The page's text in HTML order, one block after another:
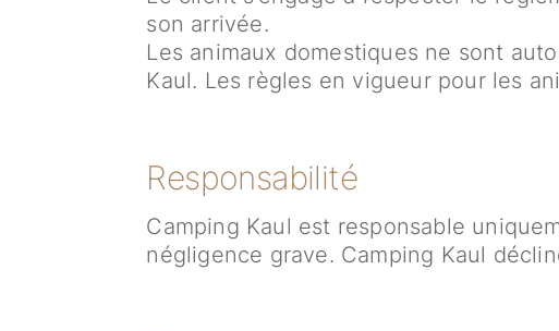
son arrivée.
Les animaux domestiques ne sont
Kaul. Les règles en vigueur pour les
Responsabilité
Camping Kaul est responsable
négligence grave. Camping Kaul